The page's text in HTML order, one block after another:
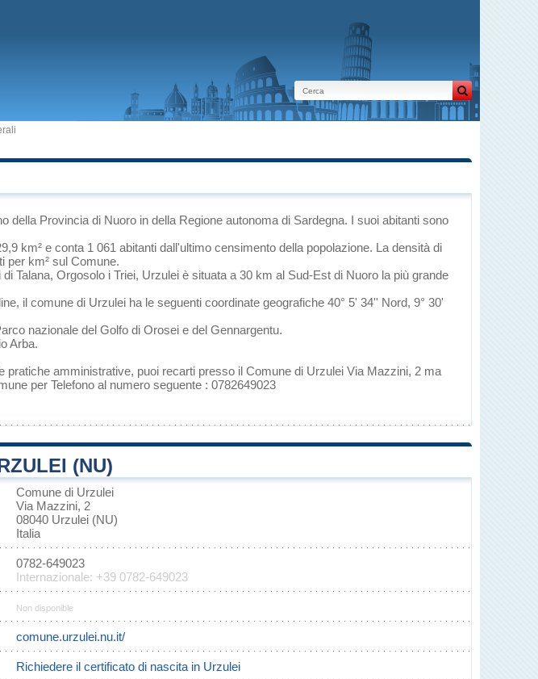
della Provincia di Nuoro in della Regione autonoma di Sardegna. I suoi abitanti sono
km² e conta 1 061 abitanti dall'ultimo censimento della popolazione. La densità di
per km² sul Comune.
di Talana, Orgosolo i Triei, Urzulei è situata a 30 km al Sud-Est di Nuoro la più grande
il comune di Urzulei ha le seguenti coordinate geografiche 40° 5' 34'' Nord, 9° 30'
nazionale del Golfo di Orosei e del Gennargentu.
Arba.
pratiche amministrative, puoi recarti presso il Comune di Urzulei Via Mazzini, 2 ma
per Telefono al numero seguente : 0782649023
(NU)
Comune di Urzulei
Via Mazzini, 2
08040 Urzulei (NU)
Italia
0782-649023
Internazionale: +39 0782-649023
Non disponible
comune.urzulei.nu.it/
Richiedere il certificato di nascita in Urzulei